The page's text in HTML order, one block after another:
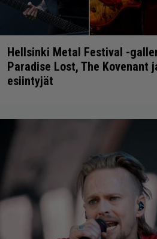
Hellsinki Metal Festival -
Paradise Lost, The Kovenant
esiintyjät